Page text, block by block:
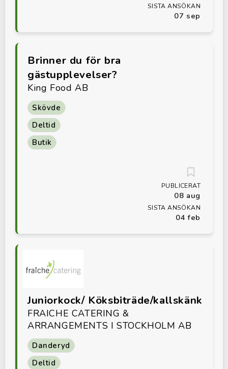
SISTA ANSÖKAN
07 sep
Brinner du för bra
gästupplevelser?
King Food AB
Skövde
Deltid
Butik
PUBLICERAT
08 aug
SISTA ANSÖKAN
04 feb
Juniorkock/ Köksbiträde/kallskänk
FRAICHE CATERING &
ARRANGEMENTS I STOCKHOLM AB
Danderyd
Deltid